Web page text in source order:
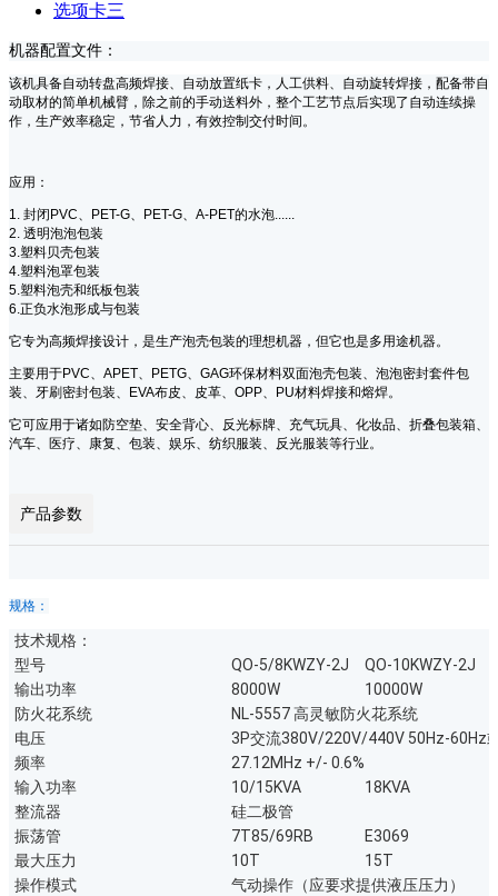
选项卡三
机器配置文件：
该机具备自动转盘高频焊接、自动放置纸卡，人工供料、自动旋转焊接，配备带自
动取材的简单机械臂，除之前的手动送料外，整个工艺节点后实现了自动连续操
作，生产效率稳定，节省人力，有效控制交付时间。
应用：
1. 封闭PVC、PET-G、PET-G、A-PET的水泡......
2. 透明泡泡包装
3.塑料贝壳包装
4.塑料泡罩包装
5.塑料泡壳和纸板包装
6.正负水泡形成与包装
它专为高频焊接设计，是生产泡壳包装的理想机器，但它也是多用途机器。
主要用于PVC、APET、PETG、GAG环保材料双面泡壳包装、泡泡密封套件包
装、牙刷密封包装、EVA布皮、皮革、OPP、PU材料焊接和熔焊。
它可应用于诸如防空垫、安全背心、反光标牌、充气玩具、化妆品、折叠包装箱、
汽车、医疗、康复、包装、娱乐、纺织服装、反光服装等行业。
产品参数
规格：
技术规格：
型号
QO-5/8KWZY-2J QO-10KWZY-2J
输出功率
8000W 10000W
防火花系统
NL-5557 高灵敏防火花系统
电压
3P交流380V/220V/440V 50Hz-60Hz
频率
27.12MHz +/- 0.6%
输入功率
10/15KVA 18KVA
整流器
硅二极管
振荡管
7T85/69RB E3069
最大压力
10T 15T
操作模式
气动操作（应要求提供液压压力）